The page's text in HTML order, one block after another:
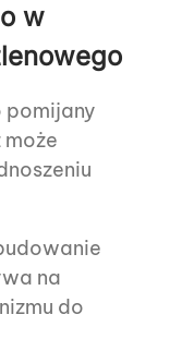
w
pomijany
na
do